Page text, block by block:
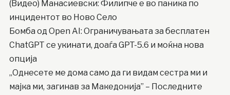
(Видео) Манасиевски: Филипче е во паника по
инцидентот во Ново Село
Бомба од Open AI: Ограничувањата за бесплатен
ChatGPT се укинати, доаѓа GPT-5.6 и моќна нова
опција
„Однесете ме дома само да ги видам сестра ми и
мајка ми, загинав за Македонија” – Последните